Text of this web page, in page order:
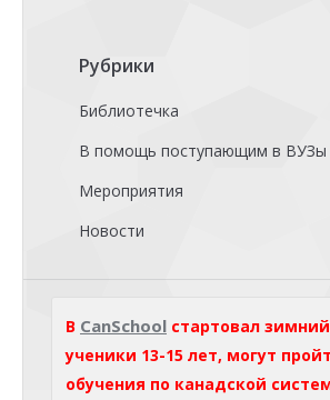
Рубрики
Библиотечка
В помощь поступающим в ВУЗы
Мероприятия
Новости
В CanSchool стартовал
ученики 13-15 лет, могут
обучения по канадской